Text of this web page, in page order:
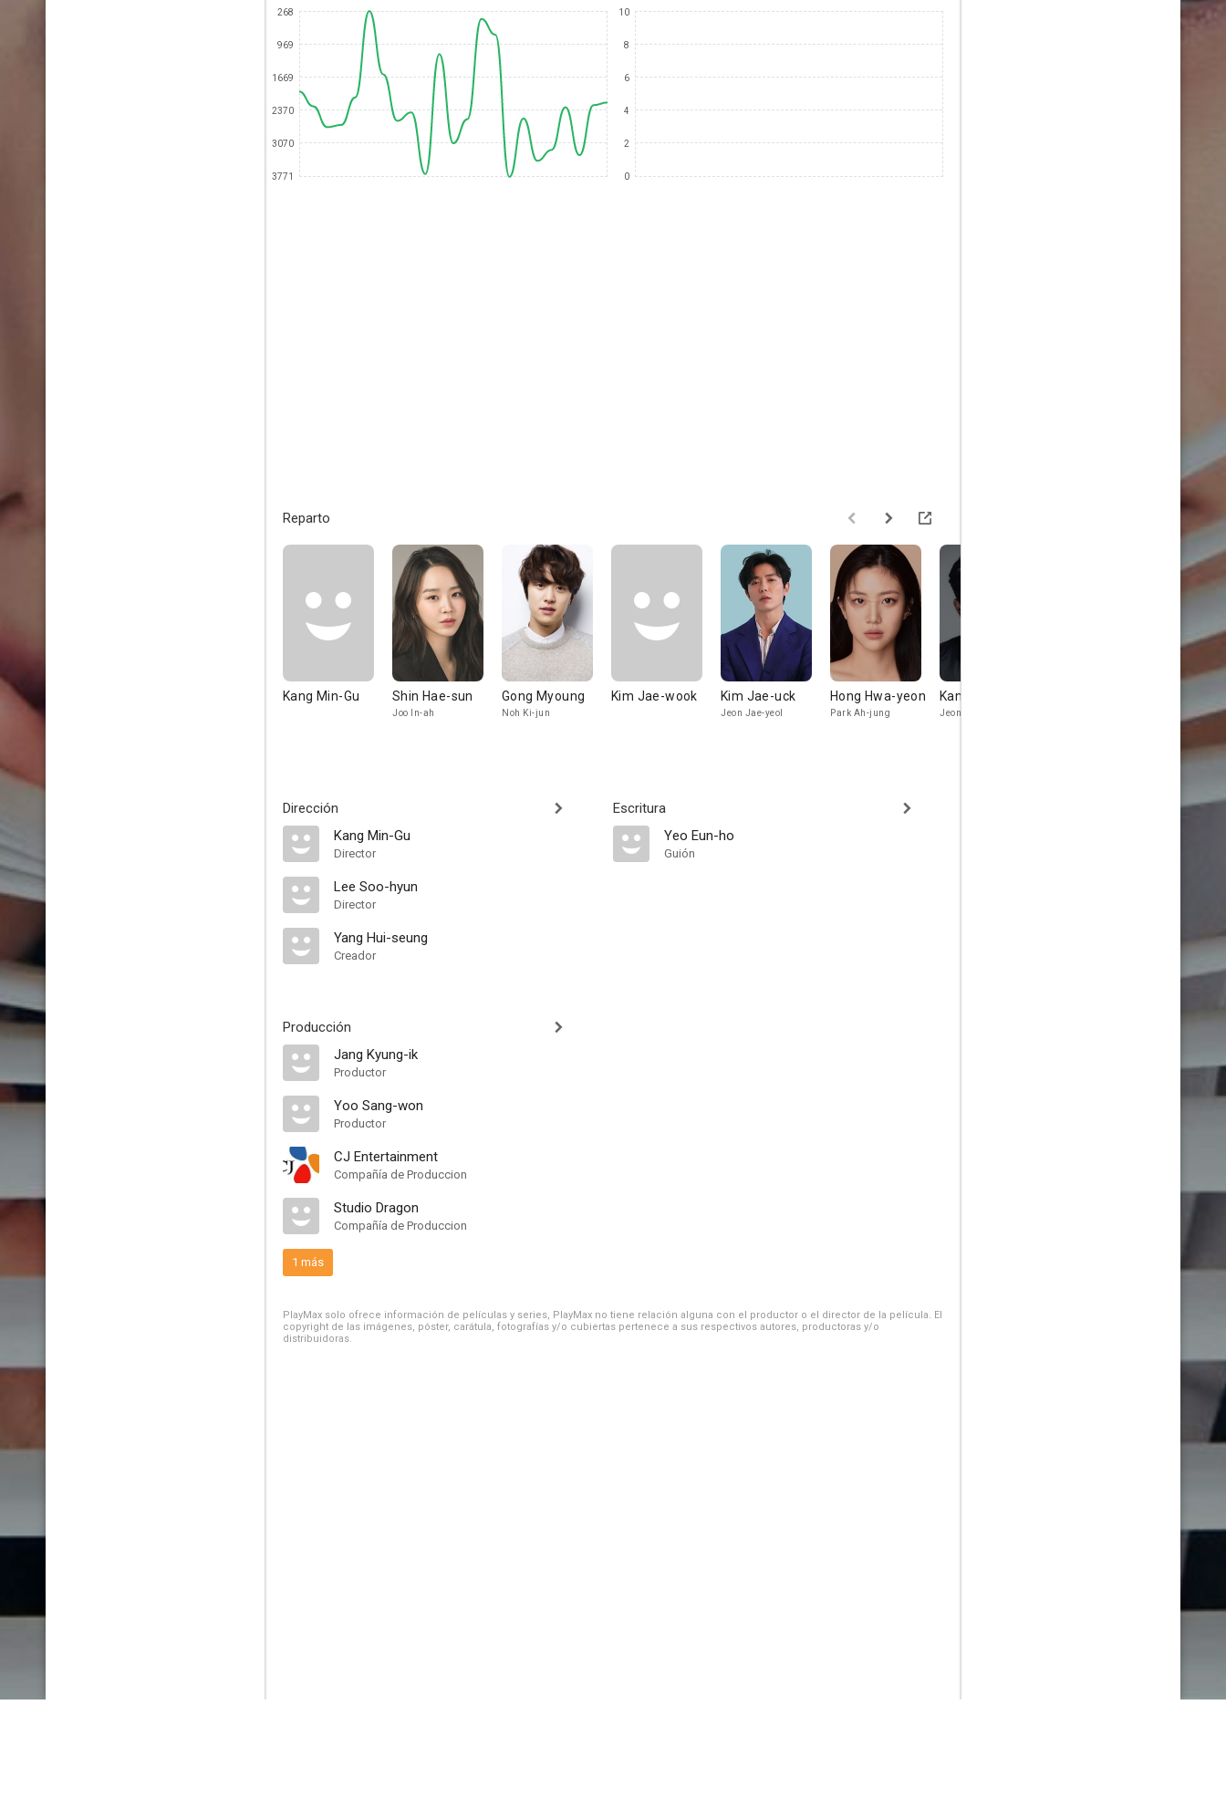
268
969
1669
2370
3070
3771
10
8
6
4
2
0
Reparto
Kang Min-Gu Shin Hae-sun
Joo In-ah
Gong Myoung
Noh Ki-jun
Kim Jae-wook Kim Jae-uck
Jeon Jae-yeol
Hong Hwa-yeon
Park Ah-jung
Kang Sang-jun
Jeon Seong-yeol Mu Kwang-il
Dirección
Kang Min-Gu
Director
Lee Soo-hyun
Director
Yang Hui-seung
Creador
Producción
Jang Kyung-ik
Productor
Yoo Sang-won
Productor
CJ Entertainment
Compañía de Produccion
Studio Dragon
Compañía de Produccion
1 más
Escritura
Yeo Eun-ho
Guión
PlayMax solo ofrece información de películas y series, PlayMax no tiene relación alguna con el productor o el director de la película. El
copyright de las imágenes, póster, carátula, fotografías y/o cubiertas pertenece a sus respectivos autores, productoras y/o
distribuidoras.